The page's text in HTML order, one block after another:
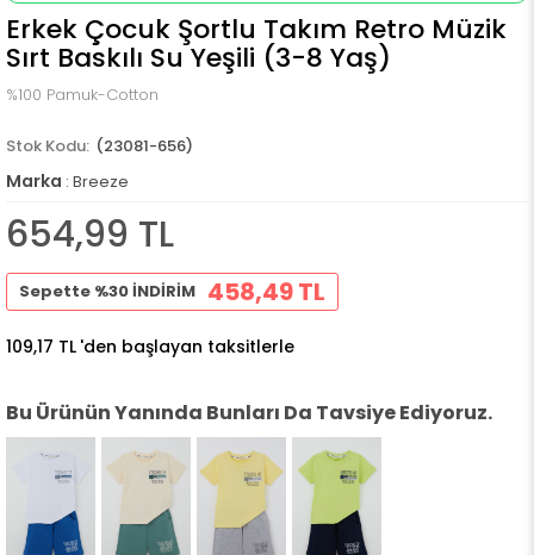
Erkek Çocuk Şortlu Takım Retro Müzik
Sırt Baskılı Su Yeşili (3-8 Yaş)
%100 Pamuk-Cotton
(23081-656)
Marka : Breeze
654,99 TL
Sepette %30 İNDİRİM 458,49 TL
109,17 TL 'den başlayan taksitlerle
Bu Ürünün Yanında Bunları Da Tavsiye Ediyoruz.